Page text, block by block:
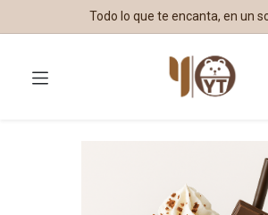
Todo lo que te encanta, en un